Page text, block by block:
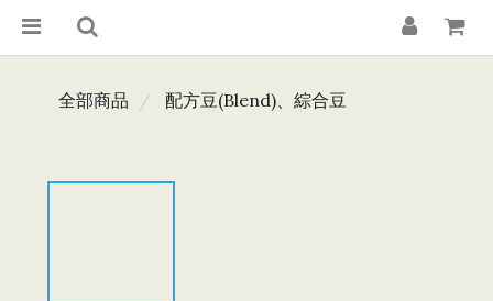
全部商品 配方豆(Blend)、綜合豆